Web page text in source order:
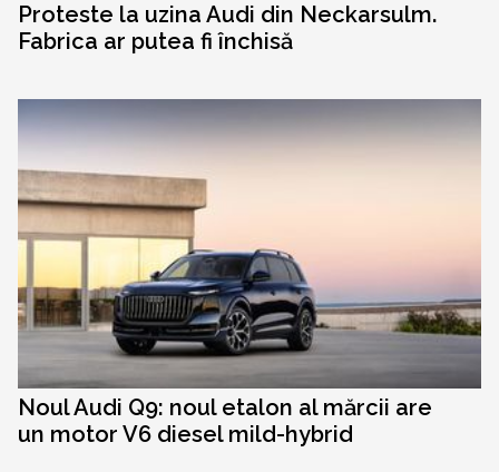
Proteste la uzina Audi din Neckarsulm.
Fabrica ar putea fi închisă
Noul Audi Q9: noul etalon al mărcii are
un motor V6 diesel mild-hybrid